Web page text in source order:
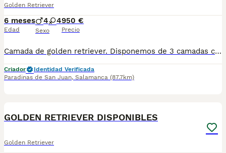
Golden Retriever
6 meses
Edad
4 4
Sexo
950 €
Precio
Camada de golden retriever. Disponemos de 3 camadas con variedad de líneas. Entregamos los cachorros con: - Microchip - Pasaporte - Vacunas - Desparasitaciones - Contrato - Garantías Más información por Whatsap o nuestras redes: 605426691 o @rincondorado2024
Criador
Identidad Verificada
Paradinas de San Juan, Salamanca (87.7km)
GOLDEN RETRIEVER DISPONIBLES
Golden Retriever